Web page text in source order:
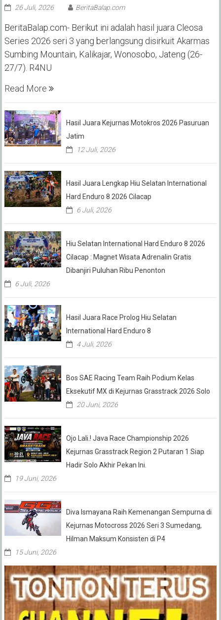
26 Juli, 2026 BeritaBalap.com
BeritaBalap.com- Berikut ini adalah hasil juara Cleosa
Series 2026 seri 3 yang berlangsung disirkuit Akarmas
Sumbing Mountain, Kalikajar, Wonosobo, Jateng (26-
27/7). R4NU
Read More
Hasil Juara Kejurnas Motokros 2026 Pasuruan
Jatim
12 Juli, 2026
Hasil Juara Lengkap Hiu Selatan International
Hard Enduro 8 2026 Cilacap
6 Juli, 2026
Hiu Selatan International Hard Enduro 8 2026
Cilacap : Magnet Wisata Adrenalin Gratis
Dibanjiri Puluhan Ribu Penonton
6 Juli, 2026
Hasil Juara Race Prolog Hiu Selatan
International Hard Enduro 8
4 Juli, 2026
Bos SAE Racing Team Raih Podium Kelas
Eksekutif MX di Kejurnas Grasstrack 2026 Solo
20 Juni, 2026
Ojo Lali.! Java Race Championship 2026
Kejurnas Grasstrack Region 2 Putaran 1 Siap
Hadir Solo Akhir Pekan Ini.
19 Juni, 2026
Diva Ismayana Raih Kemenangan Sempurna di
Kejurnas Motocross 2026 Seri 3 Sumedang,
Hilman Maksum Konsisten di P4
15 Juni, 2026